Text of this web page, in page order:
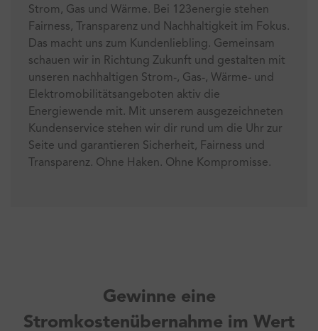
Strom, Gas und Wärme. Bei 123energie stehen
Fairness, Transparenz und Nachhaltigkeit im Fokus.
Das macht uns zum Kundenliebling. Gemeinsam
schauen wir in Richtung Zukunft und gestalten mit
unseren nachhaltigen Strom-, Gas-, Wärme- und
Elektromobilitätsangeboten aktiv die
Energiewende mit. Mit unserem ausgezeichneten
Kundenservice stehen wir dir rund um die Uhr zur
Seite und garantieren Sicherheit, Fairness und
Transparenz. Ohne Haken. Ohne Kompromisse.
Gewinne eine
Stromkostenübernahme im Wert